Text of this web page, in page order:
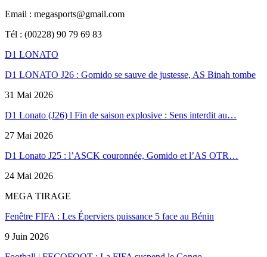
Email : megasports@gmail.com
Tél : (00228) 90 79 69 83
D1 LONATO
D1 LONATO J26 : Gomido se sauve de justesse, AS Binah tombe
31 Mai 2026
D1 Lonato (J26) l Fin de saison explosive : Sens interdit au…
27 Mai 2026
D1 Lonato J25 : l’ASCK couronnée, Gomido et l’AS OTR…
24 Mai 2026
MEGA TIRAGE
Fenêtre FIFA : Les Éperviers puissance 5 face au Bénin
9 Juin 2026